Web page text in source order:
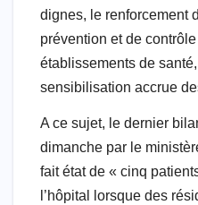
dignes, le renforcement
prévention et de
établissements de
sensibilisation accrue
A ce sujet, le dernier
dimanche par le
fait état de « cinq
l’hôpital lorsque des